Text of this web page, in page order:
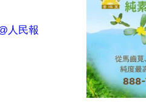
人民報